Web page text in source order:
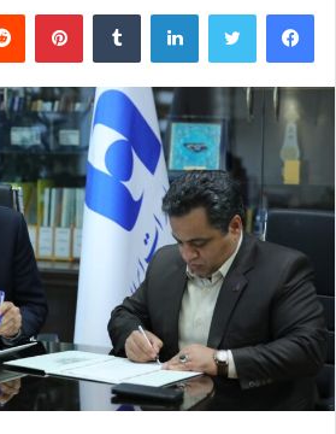
فیس بوک لینکدین ‫پین‌ترست